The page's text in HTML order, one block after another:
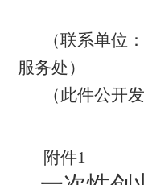
（联系单位
服务处）
（此件公开发
附件1